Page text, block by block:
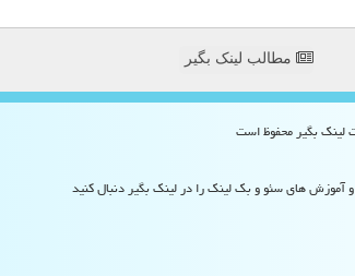
مطالب لینک بگیر
و آموزش های سئو و بک لینک را در لینک بگیر دنبال کنید